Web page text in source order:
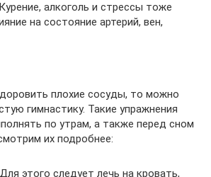
алкоголь и стрессы тоже
на состояние артерий, вен,
плохие сосуды, то можно
гимнастику. Такие упражнения
по утрам, а также перед сном
их подробнее:
этого следует лечь на кровать,